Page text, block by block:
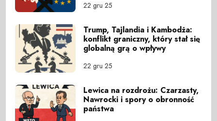
22 gru 25
Trump, Tajlandia i Kambodża:
konflikt graniczny, który stał się
globalną grą o wpływy
22 gru 25
Lewica na rozdrożu: Czarzasty,
Nawrocki i spory o obronność
państwa